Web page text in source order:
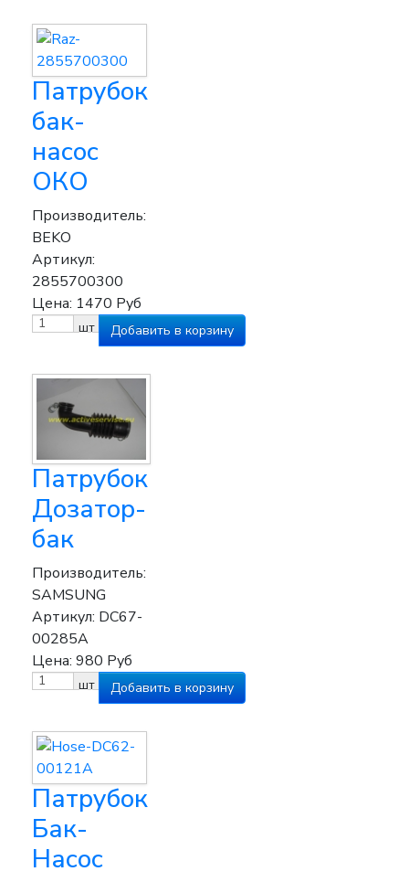
Патрубок
бак-
насос
ОКО
Производитель:
BEKO
Артикул:
2855700300
Цена: 1470 Руб
шт
Патрубок
Дозатор-
бак
Производитель:
SAMSUNG
Артикул: DC67-
00285A
Цена: 980 Руб
шт
Патрубок
Бак-
Насос